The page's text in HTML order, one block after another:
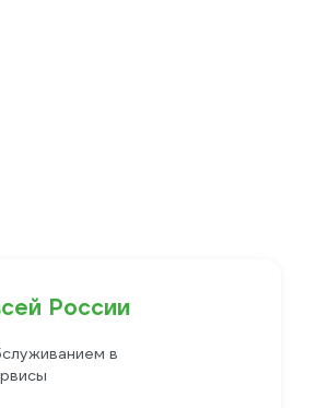
России
в